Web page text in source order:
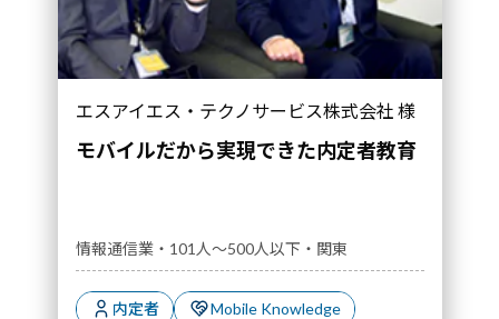
エスアイエス・テクノサービス株式会社 様
モバイルだから実現できた内定者教育
情報通信業・101人～500人以下・関東
内定者 Mobile Knowledge